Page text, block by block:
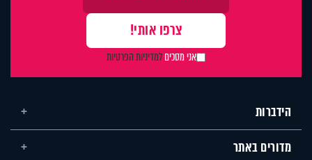
אני מסכיםלמדיניות הפרטיות
הידברות
מדורים באתר